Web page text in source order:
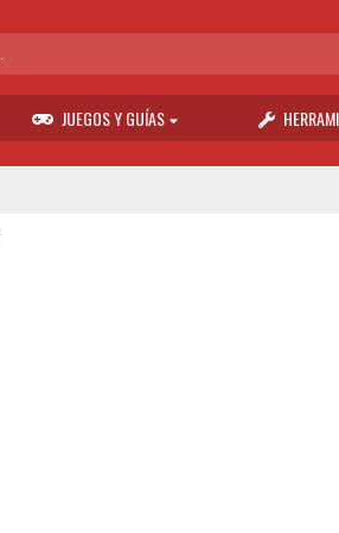
JUEGOS Y GUÍAS